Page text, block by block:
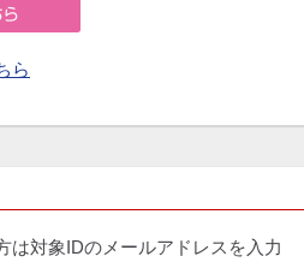
ら
は対象IDのメールアドレスを入力